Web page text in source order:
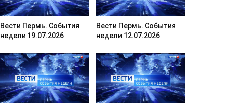
Вести Пермь. События
недели 19.07.2026
Вести Пермь. События
недели 12.07.2026